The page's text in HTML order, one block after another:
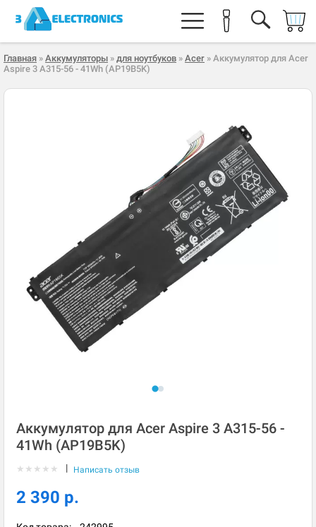
Главная » Аккумуляторы » для ноутбуков » Acer » Аккумулятор для Acer
Aspire 3 A315-56 - 41Wh (AP19B5K)
Аккумулятор для Acer Aspire 3 A315-56 -
41Wh (AP19B5K)
★ ★ ★ ★ ★ | Написать отзыв
2 390 р.